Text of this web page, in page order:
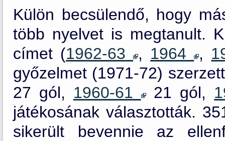
Külön becsülendő, hogy
több nyelvet is megtanult.
címet (1962-63 , 1964 ,
győzelmet (1971-72)
27 gól, 1960-61 21 gól,
játékosának választották.
sikerült bevennie az